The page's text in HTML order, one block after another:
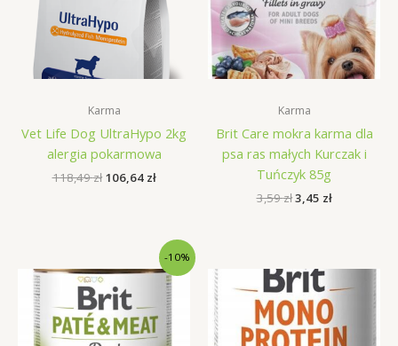
Karma
Vet Life Dog UltraHypo 2kg
alergia pokarmowa
118,49zł Pierwotna
106,64 złAktualna
Karma
Brit Care mokra karma dla
psa ras małych Kurczak i
Tuńczyk 85g
3,59złPierwotna
3,45 złAktualna
-10%